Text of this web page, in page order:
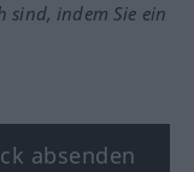
sind, indem Sie ein
absenden